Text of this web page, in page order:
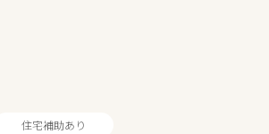
住宅補助あり